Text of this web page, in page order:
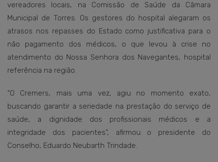
vereadores locais, na Comissão de Saúde da Câmara
Municipal de Torres. Os gestores do hospital alegaram os
atrasos nos repasses do Estado como justificativa para o
não pagamento dos médicos, o que levou à crise no
atendimento do Nossa Senhora dos Navegantes, hospital
referência na região.
“O Cremers, mais uma vez, agiu no momento exato,
buscando garantir a seriedade na prestação do serviço de
saúde, a dignidade dos profissionais médicos e a
integridade dos pacientes”, afirmou o presidente do
Conselho, Eduardo Neubarth Trindade.